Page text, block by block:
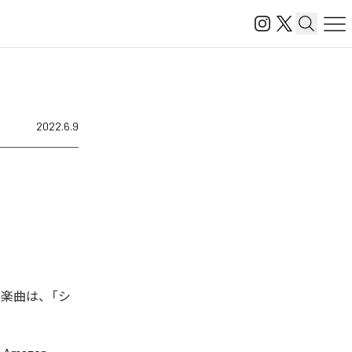
2022.6.9
曲は、「シ